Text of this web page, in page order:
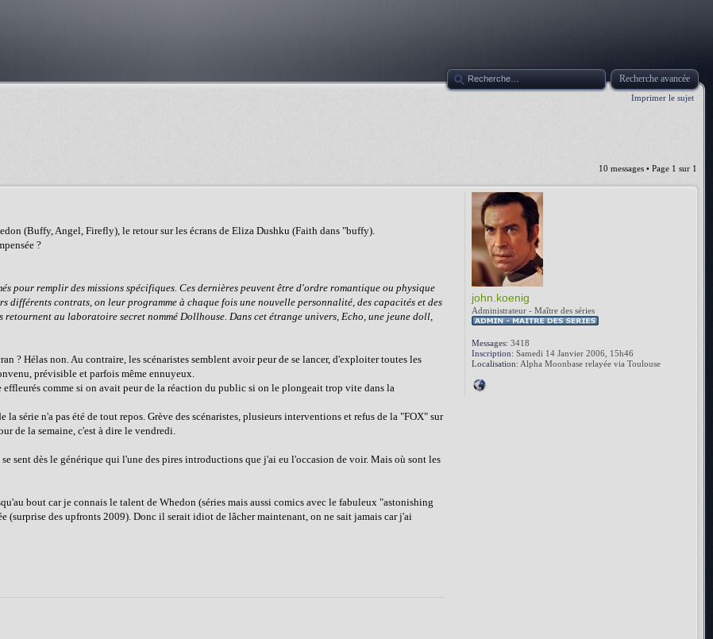
Recherche avancée
Imprimer le sujet
10 messages • Page 1 sur 1
(Buffy, Angel, Firefly), le retour sur les écrans de Eliza Dushku (Faith dans "buffy).
?
pour remplir des missions spécifiques. Ces dernières peuvent être d'ordre romantique ou physique
contrats, on leur programme à chaque fois une nouvelle personnalité, des capacités et des
au laboratoire secret nommé Dollhouse. Dans cet étrange univers, Echo, une jeune doll,
? Hélas non. Au contraire, les scénaristes semblent avoir peur de se lancer, d'exploiter toutes les
prévisible et parfois même ennuyeux.
comme si on avait peur de la réaction du public si on le plongeait trop vite dans la
série n'a pas été de tout repos. Grève des scénaristes, plusieurs interventions et refus de la "FOX" sur
de la semaine, c'est à dire le vendredi.
sent dès le générique qui l'une des pires introductions que j'ai eu l'occasion de voir. Mais où sont les
bout car je connais le talent de Whedon (séries mais aussi comics avec le fabuleux "astonishing
(surprise des upfronts 2009). Donc il serait idiot de lâcher maintenant, on ne sait jamais car j'ai
john.koenig
Administrateur - Maître des séries
Messages: 3418
Inscription: Samedi 14 Janvier 2006, 15h46
Localisation: Alpha Moonbase relayée via Toulouse